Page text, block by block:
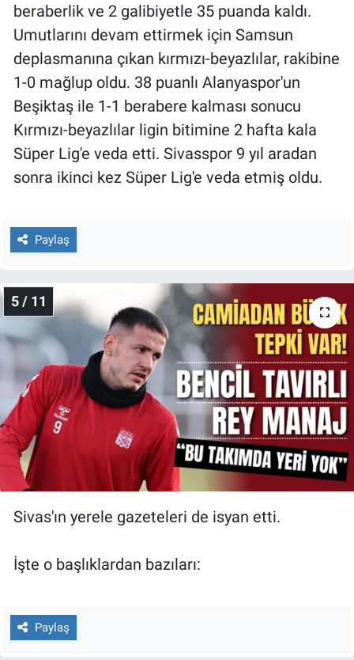
beraberlik ve 2 galibiyetle 35 puanda kaldı.
Umutlarını devam ettirmek için Samsun
deplasmanına çıkan kırmızı-beyazlılar, rakibine
1-0 mağlup oldu. 38 puanlı Alanyaspor'un
Beşiktaş ile 1-1 berabere kalması sonucu
Kırmızı-beyazlılar ligin bitimine 2 hafta kala
Süper Lig'e veda etti. Sivasspor 9 yıl aradan
sonra ikinci kez Süper Lig'e veda etmiş oldu.
Paylaş
5 / 11
Sivas'ın yerele gazeteleri de isyan etti.
İşte o başlıklardan bazıları:
Paylaş